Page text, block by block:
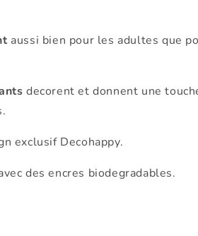
aussi bien pour les adultes que
decorent et donnent une
exclusif Decohappy.
des encres biodegradables.